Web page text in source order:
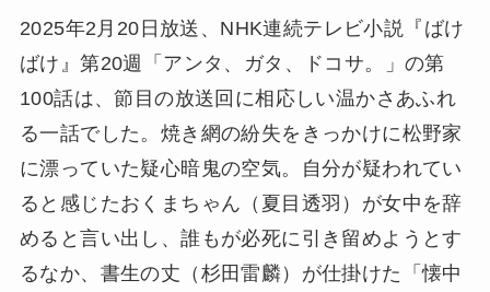
2025年2月20日放送、NHK連続テレビ小説『ばけ
ばけ』第20週「アンタ、ガタ、ドコサ。」の第
100話は、節目の放送回に相応しい温かさあふれ
る一話でした。焼き網の紛失をきっかけに松野家
に漂っていた疑心暗鬼の空気。自分が疑われてい
ると感じたおくまちゃん（夏目透羽）が女中を辞
めると言い出し、誰もが必死に引き留めようとす
るなか、書生の丈（杉田雷麟）が仕掛けた「懐中